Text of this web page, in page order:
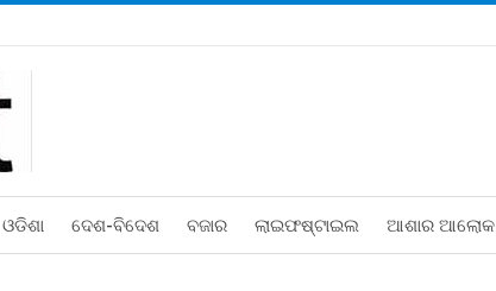
ଓଡିଶା ଦେଶ-ବିଦେଶ ବଜାର ଲାଇଫଷ୍ଟାଇଲ ଆଶାର ଆଲୋକ